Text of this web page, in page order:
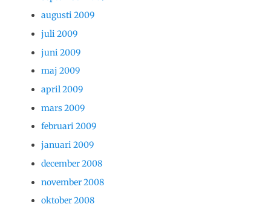
augusti 2009
juli 2009
juni 2009
maj 2009
april 2009
mars 2009
februari 2009
januari 2009
december 2008
november 2008
oktober 2008